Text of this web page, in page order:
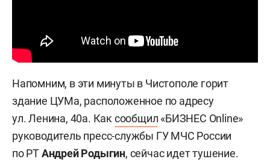
Напомним, в эти минуты в Чистополе горит
здание ЦУМа, расположенное по адресу
ул. Ленина, 40а. Как сообщил «БИЗНЕС Online»
руководитель пресс-службы ГУ МЧС России
по РТАндрей Родыгин, сейчас идет тушение.